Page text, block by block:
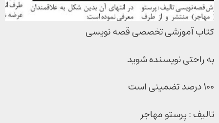
کتاب آموزشی تخصصی قصه نویسی
به راحتی نویسنده شوید
۱۰۰ درصد تضمینی است
تالیف : پرستو مهاجر